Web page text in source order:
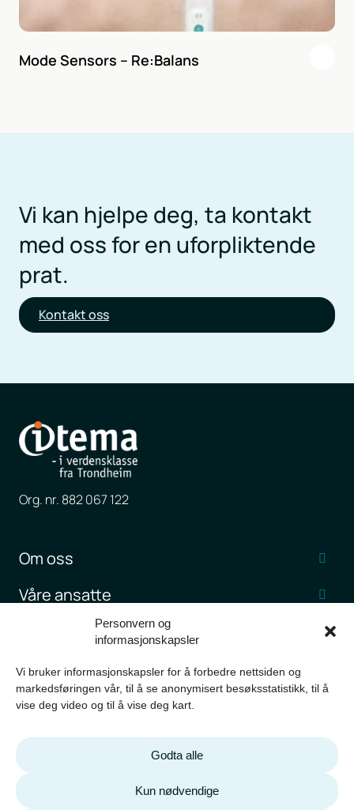
Personvern og
informasjonskapsler
Vi bruker informasjonskapsler for å forbedre nettsiden og
markedsføringen vår, til å se anonymisert besøksstatistikk, til å
vise deg video og til å vise deg kart.
Godta alle
Kun nødvendige
Mode Sensors – Re:Balans
Vi kan hjelpe deg, ta kontakt
med oss for en uforpliktende
prat.
Kontakt oss
Org. nr. 882 067 122
Om oss
Våre ansatte
Jobb hos Itema
Kundehistorier
Nyheter og artikler
Kontakt oss